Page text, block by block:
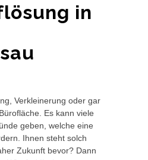
in
Verkleinerung oder gar
Es kann viele
geben, welche eine
Ihnen steht solch
Zukunft bevor? Dann